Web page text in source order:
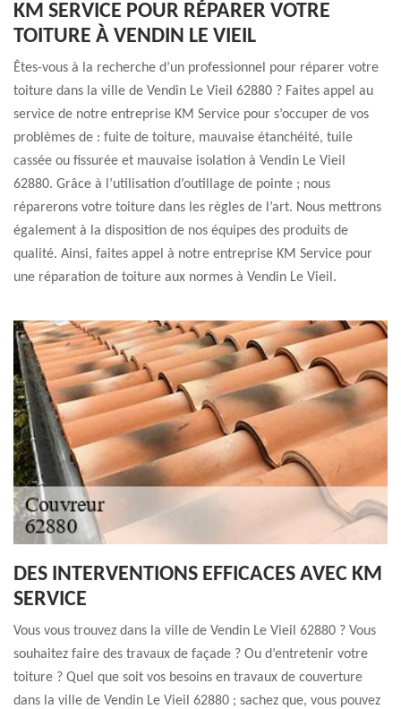
KM SERVICE POUR RÉPARER VOTRE
TOITURE À VENDIN LE VIEIL
Êtes-vous à la recherche d’un professionnel pour réparer votre
toiture dans la ville de Vendin Le Vieil 62880 ? Faites appel au
service de notre entreprise KM Service pour s’occuper de vos
problèmes de : fuite de toiture, mauvaise étanchéité, tuile
cassée ou fissurée et mauvaise isolation à Vendin Le Vieil
62880. Grâce à l’utilisation d’outillage de pointe ; nous
réparerons votre toiture dans les règles de l’art. Nous mettrons
également à la disposition de nos équipes des produits de
qualité. Ainsi, faites appel à notre entreprise KM Service pour
une réparation de toiture aux normes à Vendin Le Vieil.
DES INTERVENTIONS EFFICACES AVEC KM
SERVICE
Vous vous trouvez dans la ville de Vendin Le Vieil 62880 ? Vous
souhaitez faire des travaux de façade ? Ou d’entretenir votre
toiture ? Quel que soit vos besoins en travaux de couverture
dans la ville de Vendin Le Vieil 62880 ; sachez que, vous pouvez